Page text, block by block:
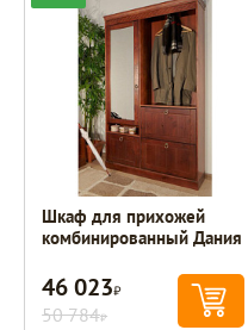
Шкаф для прихожей
комбинированный Дания
46 023Р
50 784Р